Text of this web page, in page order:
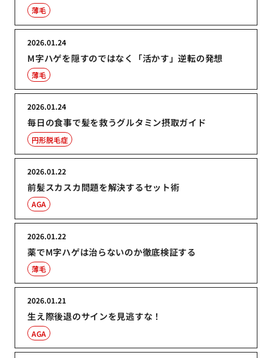
薄毛
M字ハゲを隠すのではなく「活かす」逆転の発想
2026.01.24
薄毛
毎日の食事で髪を救うグルタミン摂取ガイド
2026.01.24
円形脱毛症
前髪スカスカ問題を解決するセット術
2026.01.22
AGA
薬でM字ハゲは治らないのか徹底検証する
2026.01.22
薄毛
生え際後退のサインを見逃すな！
2026.01.21
AGA